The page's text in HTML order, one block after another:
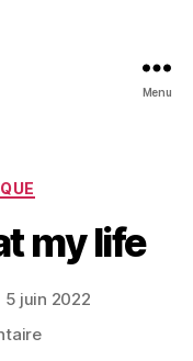
Menu
my life
5 juin 2022
sur